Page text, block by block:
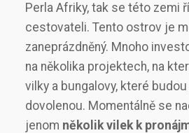
Perla Afriky, tak se této zemi
cestovateli. Tento ostrov je
zaneprázdněný. Mnoho
na několika projektech, na
vilky a bungalovy, které
dovolenou. Momentálně se
jenom několik vilek k